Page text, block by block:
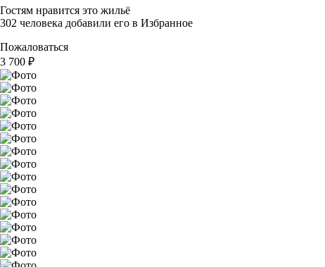
Гостям нравится это жильё
302 человека добавили его в Избранное
Пожаловаться
3 700 ₽